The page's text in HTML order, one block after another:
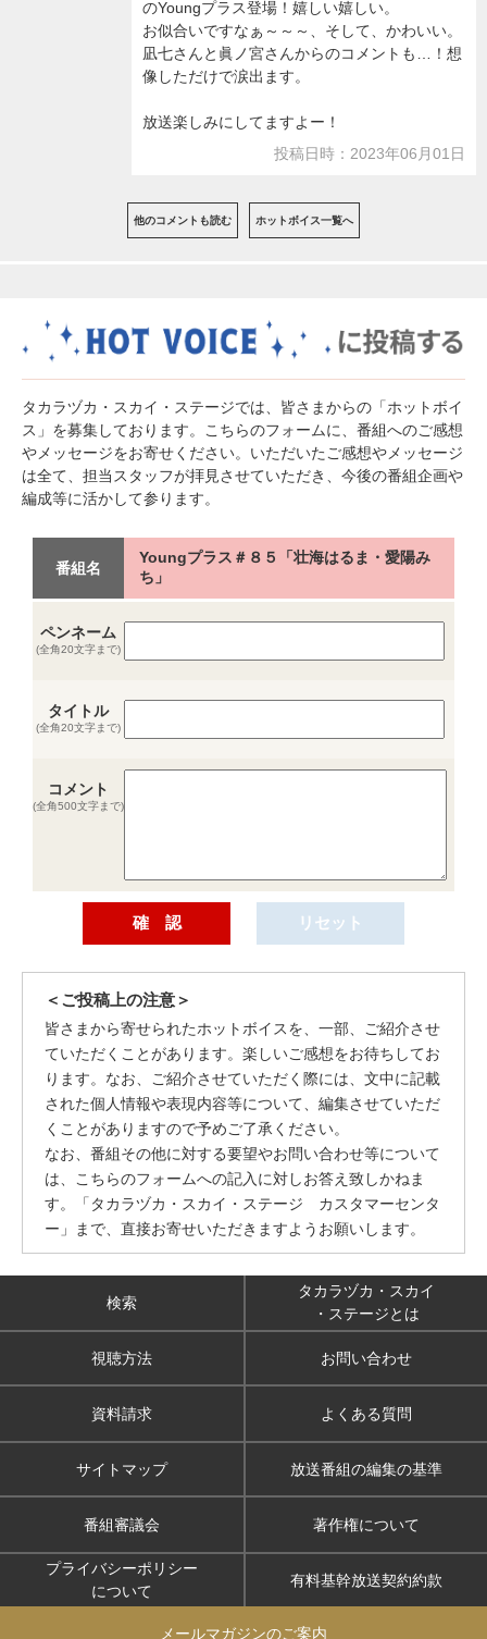
のYoungプラス登場！嬉しい嬉しい。
お似合いですなぁ～～～、そして、かわいい。
凪七さんと眞ノ宮さんからのコメントも…！想
像しただけで涙出ます。
放送楽しみにしてますよー！
投稿日時：2023年06月01日
他のコメントも読む ホットボイス一覧へ
タカラヅカ・スカイ・ステージでは、皆さまからの「ホットボイ
ス」を募集しております。こちらのフォームに、番組へのご感想
やメッセージをお寄せください。いただいたご感想やメッセージ
は全て、担当スタッフが拝見させていただき、今後の番組企画や
編成等に活かして参ります。
番組名
Youngプラス＃８５「壮海はるま・愛陽み
ち」
ペンネーム
(全角20文字まで)
タイトル
(全角20文字まで)
コメント
(全角500文字まで)
＜ご投稿上の注意＞
皆さまから寄せられたホットボイスを、一部、ご紹介させ
ていただくことがあります。楽しいご感想をお待ちしてお
ります。なお、ご紹介させていただく際には、文中に記載
された個人情報や表現内容等について、編集させていただ
くことがありますので予めご了承ください。
なお、番組その他に対する要望やお問い合わせ等について
は、こちらのフォームへの記入に対しお答え致しかねま
す。「タカラヅカ・スカイ・ステージ カスタマーセンタ
ー」まで、直接お寄せいただきますようお願いします。
検索
タカラヅカ・スカイ
・ステージとは
視聴方法 お問い合わせ
資料請求 よくある質問
サイトマップ 放送番組の編集の基準
番組審議会 著作権について
プライバシーポリシー
について
有料基幹放送契約約款
メールマガジンのご案内